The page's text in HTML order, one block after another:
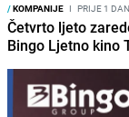
/KOMPANIJE I PRIJE 1 DAN
Četvrto ljeto
Bingo Ljetno kino